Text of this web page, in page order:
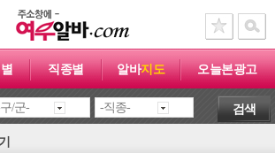
직종별 알바지도 오늘본광고
검색